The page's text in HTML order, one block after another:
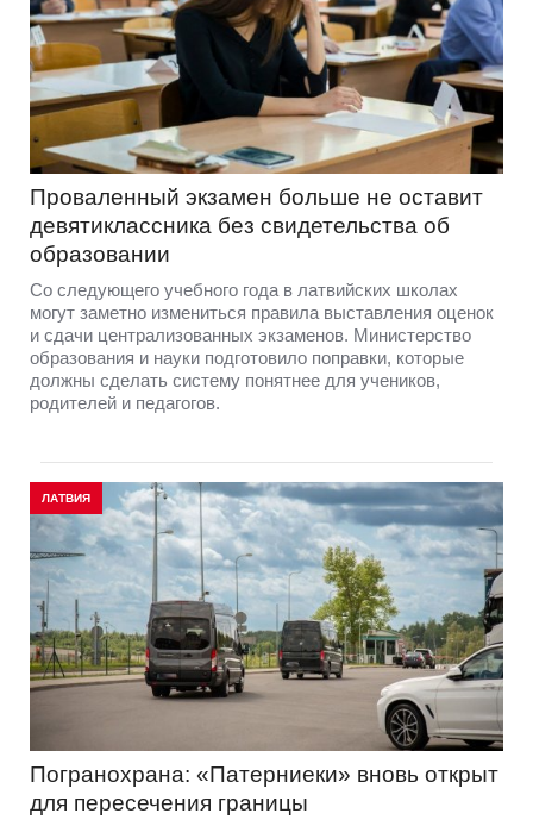
Проваленный экзамен больше не оставит
девятиклассника без свидетельства об
образовании
Со следующего учебного года в латвийских школах
могут заметно измениться правила выставления оценок
и сдачи централизованных экзаменов. Министерство
образования и науки подготовило поправки, которые
должны сделать систему понятнее для учеников,
родителей и педагогов.
ЛАТВИЯ
Погранохрана: «Патерниеки» вновь открыт
для пересечения границы